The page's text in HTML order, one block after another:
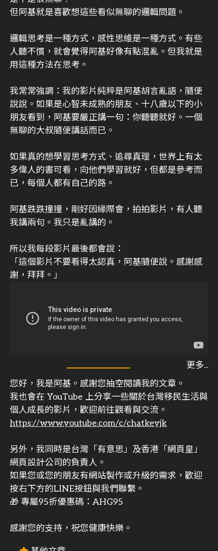
但阿基就是喜歡想這些看似無聊的邏輯問題。
邏輯思考是一種方式，感性思維是一種方式。有些
人聽不慣，就會覺得阿基好像有點混亂。但我就是
用這種方法在思考。
我常常強調：我的影片純粹是阿基胡言亂語，隨便
說說。如果是心智未成熟的朋友、十八歲以下的小
朋友看到，阿基要嚴正講一句：你聽聽就好。一個
無聊的大叔隨便講話而已。
如果真的想學習思考方式、追尋真理，世界上有太
多偉人的書可看，向他們學習就好，但都是參考而
已，每個人都有自己的路。
阿基跌跌撞撞，剛好因緣際會，拍拍影片，有人聽
我講兩句。我只是亂講的。
所以我每段影片最後都會說：
「這個影片不要看得太認真，阿基隨便說。感謝感
謝，拜拜。」
您好，我是阿基。感謝您抽空閱讀我的文章。
我也會在 YouTube 上分享一些關於台灣移民生活與
個人成長的影片，歡迎前往觀看與交流。
https://www.youtube.com/c/chatkeyjk
另外，我同時是台灣「有意思」及香港「網頁皇」
網頁設計公司的負責人。
如果您或您的朋友有網站製作或升級的需求，歡迎
按右下方的LINE按鈕與我們聯繫。
🎁 專屬95折優惠碼：AHG95
感謝您的支持，祝您健康快樂。